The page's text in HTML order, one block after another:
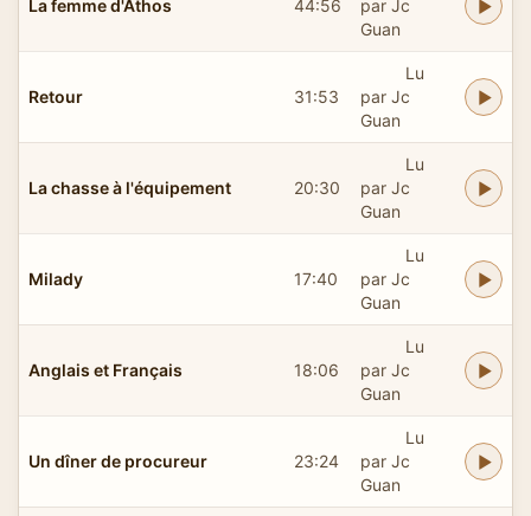
La femme d'Athos 44:56
par Jc
Guan
Retour 31:53
Lu
par Jc
Guan
La chasse à l'équipement 20:30
Lu
par Jc
Guan
Milady 17:40
Lu
par Jc
Guan
Anglais et Français 18:06
Lu
par Jc
Guan
Un dîner de procureur 23:24
Lu
par Jc
Guan